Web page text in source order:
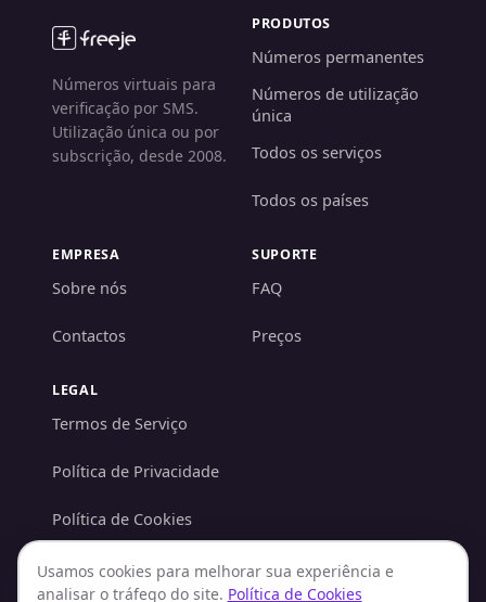
Números virtuais para
verificação por SMS.
Utilização única ou por
subscrição, desde 2008.
PRODUTOS
Números permanentes
Números de utilização
única
Todos os serviços
Todos os países
EMPRESA
Sobre nós
Contactos
SUPORTE
FAQ
Preços
LEGAL
Termos de Serviço
Política de Privacidade
Política de Cookies
Política AML/KYC
Usamos cookies para melhorar sua experiência e
analisar o tráfego do site. Política de Cookies